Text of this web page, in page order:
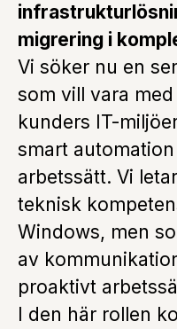
migrering i
Vi söker nu en
som vill vara
kunders IT-
smart
arbetssätt. Vi
teknisk
Windows, men
av
proaktivt
I den här rollen